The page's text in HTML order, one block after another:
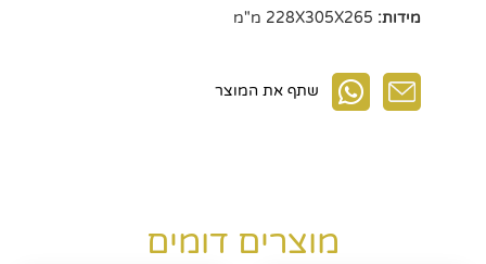
מידות:
שתף את המוצר
מוצרים דומים